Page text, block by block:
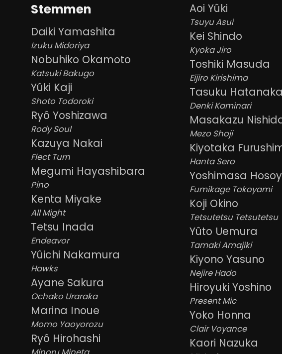
Stemmen
Daiki Yamashita
Izuku Midoriya
Nobuhiko Okamoto
Katsuki Bakugo
Yûki Kaji
Shoto Todoroki
Ryô Yoshizawa
Rody Soul
Kazuya Nakai
Flect Turn
Megumi Hayashibara
Pino
Kenta Miyake
All Might
Tetsu Inada
Endeavor
Yûichi Nakamura
Hawks
Ayane Sakura
Ochako Uraraka
Marina Inoue
Momo Yaoyorozu
Ryô Hirohashi
Aoi Yûki
Tsuyu Asui
Kei Shindo
Kyoka Jiro
Toshiki Masuda
Eijiro Kirishima
Tasuku Hatanaka
Denki Kaminari
Masakazu
Mezo Shoji
Kiyotaka
Hanta Sero
Yoshimasa
Fumikage Tokoyami
Koji Okino
Tetsutetsu Tetsutetsu
Yûto Uemura
Tamaki Amajiki
Kiyono Yasuno
Nejire Hado
Hiroyuki Yoshino
Present Mic
Yoko Honna
Clair Voyance
Kaori Nazuka